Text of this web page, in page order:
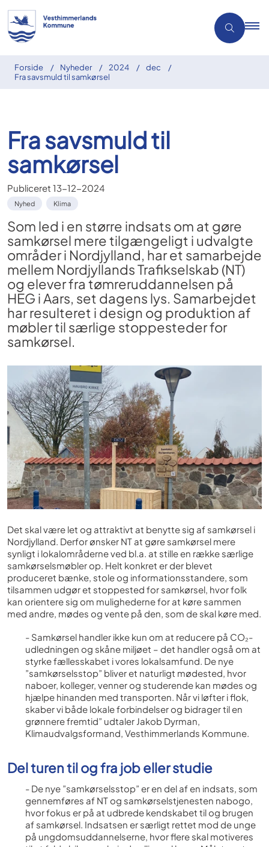
Forside Nyheder 2024
dec
Fra savsmuld til samkørsel
Fra savsmuld til
samkørsel
Publiceret 13-12-2024
Nyhed Klima
Som led i en større indsats om at gøre
samkørsel mere tilgængeligt i udvalgte
områder i Nordjylland, har et samarbejde
mellem Nordjyllands Trafikselskab (NT)
og elever fra tømreruddannelsen på
HEG i Aars, set dagens lys. Samarbejdet
har resulteret i design og produktion af
møbler til særlige stoppesteder for
samkørsel.
Det skal være let og attraktivt at benytte sig af samkørsel i
Nordjylland. Derfor ønsker NT at gøre samkørsel mere
synligt i lokalområderne ved bl.a. at stille en række særlige
samkørselsmøbler op. Helt konkret er der blevet
produceret bænke, stole og informationsstandere, som
tilsammen udgør et stoppested for samkørsel, hvor folk
kan orientere sig om mulighederne for at køre sammen
med andre, mødes og vente på den, som de skal køre med.
- Samkørsel handler ikke kun om at reducere på CO₂-
udledningen og skåne miljøet – det handler også om at
styrke fællesskabet i vores lokalsamfund. De nye
”samkørselsstop” bliver et naturligt mødested, hvor
naboer, kolleger, venner og studerende kan mødes og
hjælpe hinanden med transporten. Når vi løfter i flok,
skaber vi både lokale forbindelser og bidrager til en
grønnere fremtid” udtaler Jakob Dyrman,
Klimaudvalgsformand, Vesthimmerlands Kommune.
Del turen til og fra job eller studie
- De nye ”samkørselsstop” er en del af en indsats, som
gennemføres af NT og samkørselstjenesten nabogo,
hvor fokus er på at udbrede kendskabet til og brugen
af samkørsel. Indsatsen er særligt rettet mod de unge
på ungdomsuddannelserne, hvor flere skal motiveres